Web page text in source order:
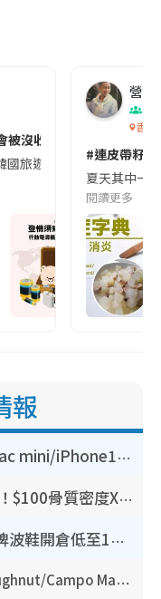
沒收😱出發前切記檢查
國旅遊的民眾，近期要
營養
香港
#連皮帶籽
夏天其中一
閱讀更多
報
豐澤優惠勁減低至44折！Mac mini/iPhone17Pro大減價！廚房家電$220起
港大推賽馬會強化骨骼計劃！$100骨質密度X光檢查 完成免費運動訓練送超市禮券！附參加資格
開倉優惠 | 尖沙咀海港城名牌波鞋開倉低至1折！On鞋$899起／Joy&Peace鞋履$98起
開倉優惠｜銅鑼灣時代廣場Doughnut/Campo Marzio開倉低至1折！背囊、書包、手袋劈價$200起